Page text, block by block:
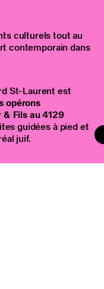
culturels tout au
contemporain dans
St-Laurent est
opérons
& Fils au 4129
guidées à pied et
juif.